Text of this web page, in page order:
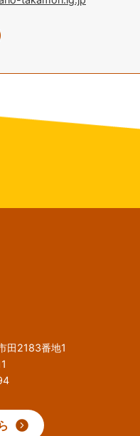
田2183番地1